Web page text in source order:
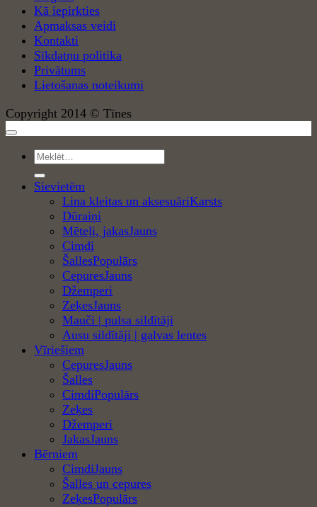
Kā iepirkties
Apmaksas veidi
Kontakti
Sīkdatņu politika
Privātums
Lietošanas noteikumi
Copyright 2014 © Tīnes
Meklēt:
Sievietēm
Lina kleitas un aksesuāri
Dūraiņi
Mēteļi, jakas
Cimdi
Šalles
Cepures
Džemperi
Zeķes
Mauči | pulsa sildītāji
Ausu sildītāji | galvas lentes
Vīriešiem
Cepures
Šalles
Cimdi
Zeķes
Džemperi
Jakas
Bērniem
Cimdi
Šalles un cepures
Zeķes